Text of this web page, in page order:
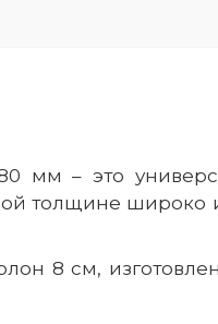
мм – это
толщине широко
8 см,